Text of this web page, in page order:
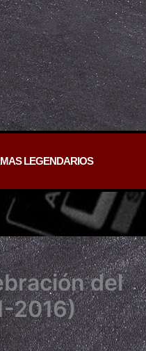
LEGENDARIOS
del
2016)